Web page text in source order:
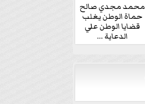
محمد مجدي صالح
حماة الوطن يغلب
قضايا الوطن علي
الدعاية ...